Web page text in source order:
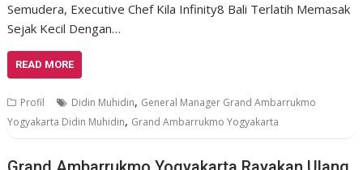
Semudera, Executive Chef Kila Infinity8 Bali Terlatih Memasak
Sejak Kecil Dengan…
READ MORE
Profil Didin Muhidin, General Manager Grand Ambarrukmo
Yogyakarta Didin Muhidin, Grand Ambarrukmo Yogyakarta